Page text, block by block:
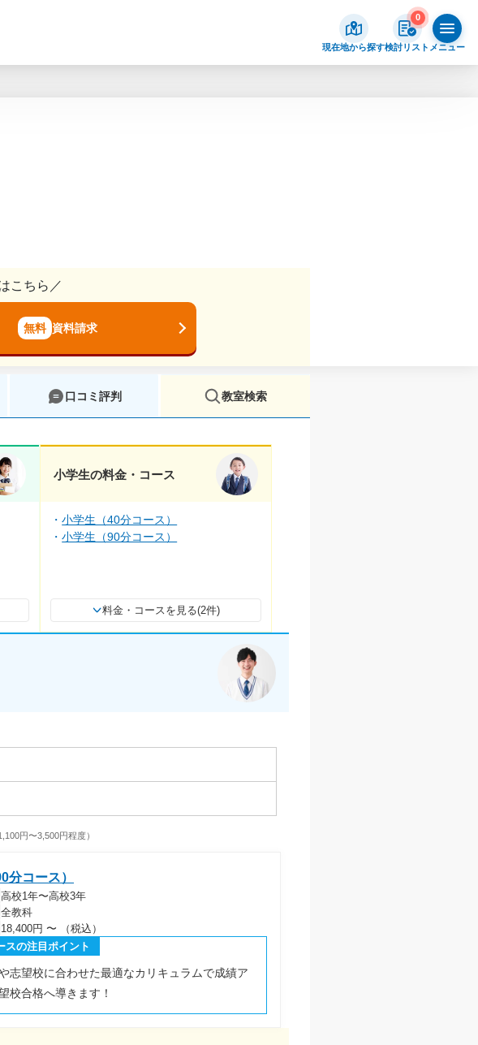
現在地から探す
0
検討リスト メニュー
こちら／
無料 資料請求
口コミ評判 教室検索
小学生の料金・コース
小学生（40分コース）
小学生（90分コース）
料金・コースを見る(2件)
円〜3,500円程度）
分コース）
高校1年〜高校3年
全教科
18,400円 〜 （税込）
スの注目ポイント
志望校に合わせた最適なカリキュラムで成績ア
校合格へ導きます！